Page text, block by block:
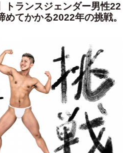
トランスジェンダー男性22
めてかかる2022年の挑戦。